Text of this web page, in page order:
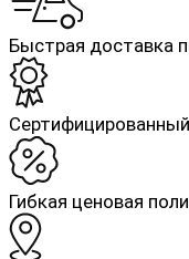
Быстрая доставка
Гибкая ценовая